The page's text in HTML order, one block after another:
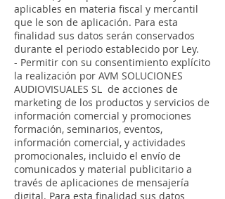
aplicables en materia fiscal y mercantil
que le son de aplicación. Para esta
finalidad sus datos serán conservados
durante el periodo establecido por Ley.
- Permitir con su consentimiento explícito
la realización por AVM SOLUCIONES
AUDIOVISUALES SL de acciones de
marketing de los productos y servicios de
información comercial y promociones
formación, seminarios, eventos,
información comercial, y actividades
promocionales, incluido el envío de
comunicados y material publicitario a
través de aplicaciones de mensajería
digital. Para esta finalidad sus datos